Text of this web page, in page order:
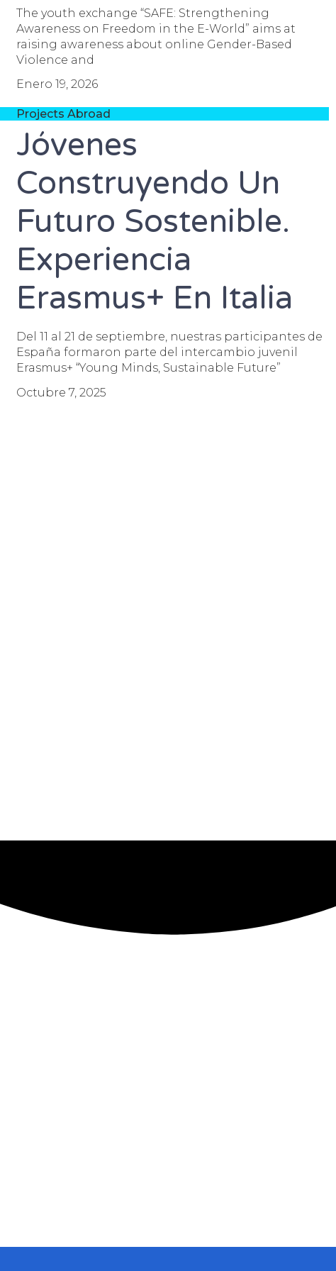
The youth exchange “SAFE: Strengthening
Awareness on Freedom in the E-World” aims at
raising awareness about online Gender-Based
Violence and
Enero 19, 2026
Projects Abroad
Jóvenes
Construyendo Un
Futuro Sostenible.
Experiencia
Erasmus+ En Italia
Del 11 al 21 de septiembre, nuestras participantes de
España formaron parte del intercambio juvenil
Erasmus+ “Young Minds, Sustainable Future”
Octubre 7, 2025